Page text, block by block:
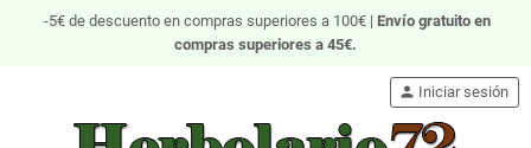
-5€ de descuento en compras superiores a 100€ | Envío gratuito en
compras superiores a 45€.
person Iniciar sesión